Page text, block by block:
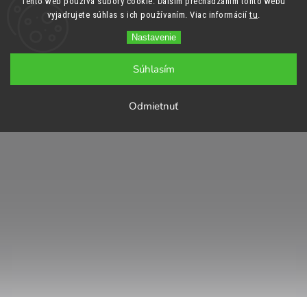
vyjadrujete súhlas s ich používaním. Viac informáciítu.
Nastavenie
Odmietnuť
Súhlasím